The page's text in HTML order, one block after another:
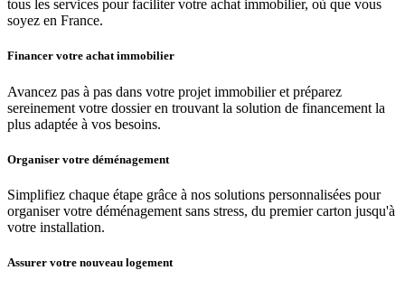
tous les services pour faciliter votre achat immobilier, où que vous
soyez en France.
Financer votre achat immobilier
Avancez pas à pas dans votre projet immobilier et préparez
sereinement votre dossier en trouvant la solution de financement la
plus adaptée à vos besoins.
Organiser votre déménagement
Simplifiez chaque étape grâce à nos solutions personnalisées pour
organiser votre déménagement sans stress, du premier carton jusqu'à
votre installation.
Assurer votre nouveau logement